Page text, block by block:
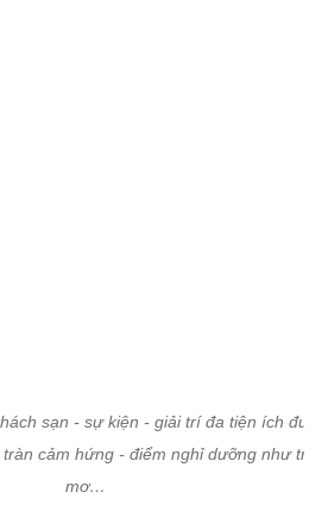
sạn - sự kiện - giải trí đa tiện ích
cảm hứng - điểm nghỉ dưỡng như
mơ…